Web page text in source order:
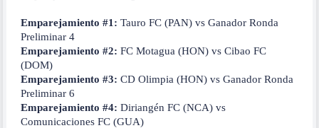
Emparejamiento #1: Tauro FC (PAN) vs Ganador Ronda
Preliminar 4
Emparejamiento #2: FC Motagua (HON) vs Cibao FC
(DOM)
Emparejamiento #3: CD Olimpia (HON) vs Ganador Ronda
Preliminar 6
Emparejamiento #4: Diriangén FC (NCA) vs
Comunicaciones FC (GUA)